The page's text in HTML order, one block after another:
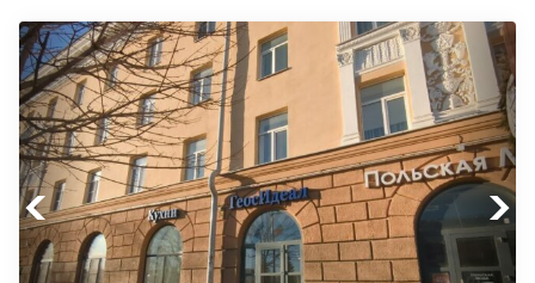
Previous Next